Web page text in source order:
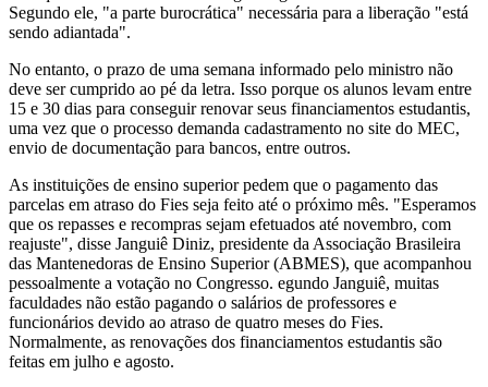
Segundo ele, "a parte burocrática" necessária para a liberação "está
sendo adiantada".
No entanto, o prazo de uma semana informado pelo ministro não
deve ser cumprido ao pé da letra. Isso porque os alunos levam entre
15 e 30 dias para conseguir renovar seus financiamentos estudantis,
uma vez que o processo demanda cadastramento no site do MEC,
envio de documentação para bancos, entre outros.
As instituições de ensino superior pedem que o pagamento das
parcelas em atraso do Fies seja feito até o próximo mês. "Esperamos
que os repasses e recompras sejam efetuados até novembro, com
reajuste", disse Janguiê Diniz, presidente da Associação Brasileira
das Mantenedoras de Ensino Superior (ABMES), que acompanhou
pessoalmente a votação no Congresso. egundo Janguiê, muitas
faculdades não estão pagando o salários de professores e
funcionários devido ao atraso de quatro meses do Fies.
Normalmente, as renovações dos financiamentos estudantis são
feitas em julho e agosto.